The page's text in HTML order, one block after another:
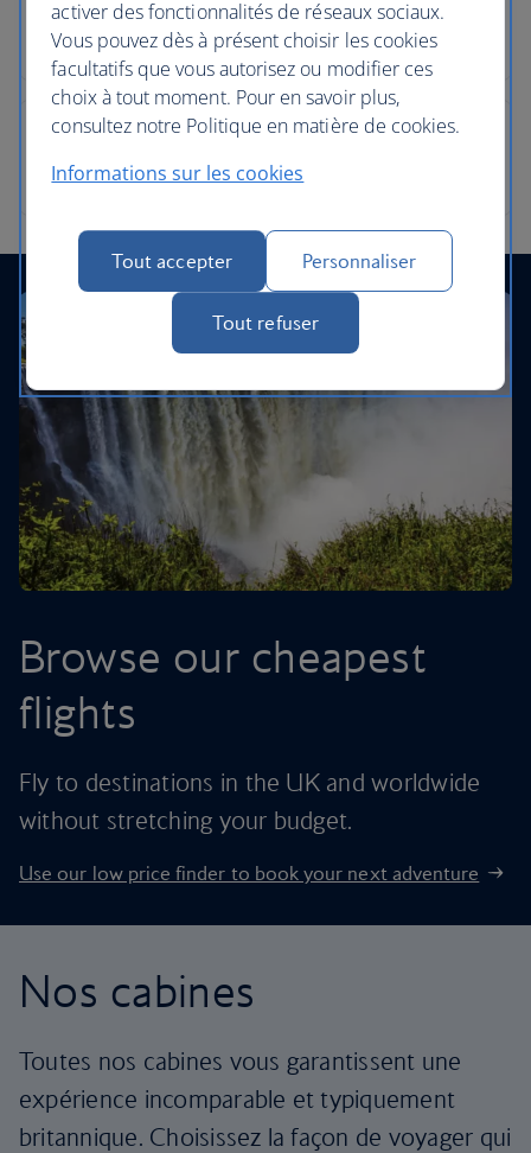
Browse our cheapest
flights
Fly to destinations in the UK and worldwide
without stretching your budget.
Use our low price finder to book your next adventure
Nos cabines
Toutes nos cabines vous garantissent une
expérience incomparable et typiquement
britannique. Choisissez la façon de voyager qui
activer des fonctionnalités de réseaux sociaux.
Vous pouvez dès à présent choisir les cookies
facultatifs que vous autorisez ou modifier ces
choix à tout moment. Pour en savoir plus,
consultez notre Politique en matière de cookies.
Informations sur les cookies
Tout accepter Personnaliser
Tout refuser